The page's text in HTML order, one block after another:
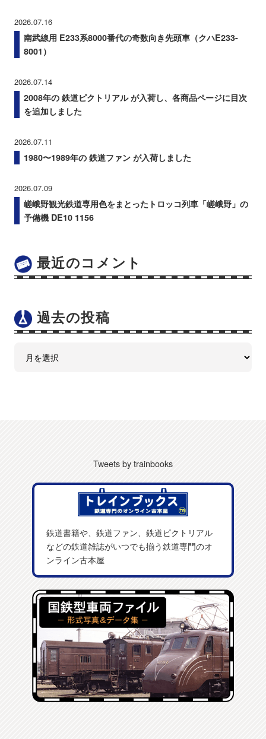
2026.07.16
南武線用 E233系8000番代の奇数向き先頭車（クハE233-
8001）
2026.07.14
2008年の 鉄道ピクトリアル が入荷し、各商品ページに目次
を追加しました
2026.07.11
1980〜1989年の 鉄道ファン が入荷しました
2026.07.09
嵯峨野観光鉄道専用色をまとったトロッコ列車「嵯峨野」の
予備機 DE10 1156
最近のコメント
過去の投稿
Tweets by trainbooks
鉄道書籍や、鉄道ファン、鉄道ピクトリアル
などの鉄道雑誌がいつでも揃う鉄道専門のオ
ンライン古本屋